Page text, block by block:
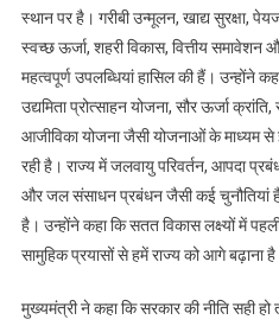
स्थान पर है। गरीबी उन्मूलन, खाद्य सुरक्षा,
स्वच्छ ऊर्जा, शहरी विकास, वित्तीय समावेशन
महत्वपूर्ण उपलब्धियां हासिल की हैं। उन्होंने
उद्यमिता प्रोत्साहन योजना, सौर ऊर्जा
आजीविका योजना जैसी योजनाओं के माध्यम से
रही है। राज्य में जलवायु परिवर्तन, आपदा
और जल संसाधन प्रबंधन जैसी कई चुनौतियां
है। उन्होंने कहा कि सतत विकास लक्ष्यों में
सामुहिक प्रयासों से हमें राज्य को आगे बढ़ाना
मुख्यमंत्री ने कहा कि सरकार की नीति सही